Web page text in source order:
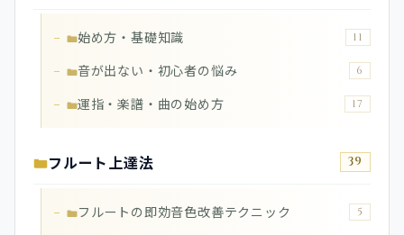
始め方・基礎知識 11
音が出ない・初心者の悩み 6
運指・楽譜・曲の始め方 17
フルート上達法 39
フルートの即効音色改善テクニック 5